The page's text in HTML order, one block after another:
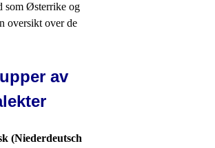
som Østerrike og
oversikt over de
av
(Niederdeutsch